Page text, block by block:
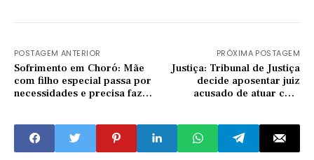
POSTAGEM ANTERIOR
Sofrimento em Choró: Mãe
com filho especial passa por
necessidades e precisa fazer
PRÓXIMA POSTAGEM
Justiça: Tribunal de Justiça
decide aposentar juiz
acusado de atuar com